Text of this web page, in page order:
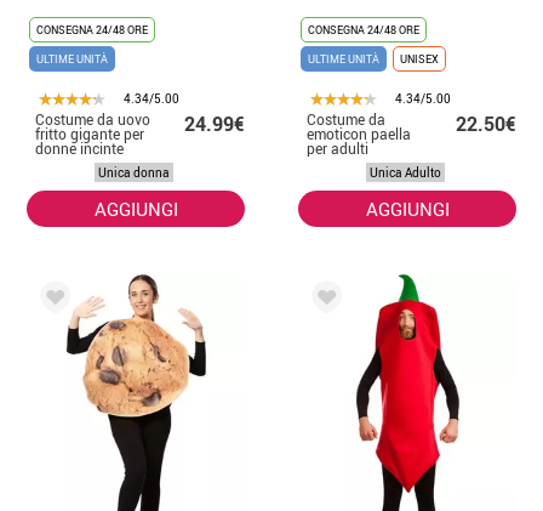
CONSEGNA 24/48 ORE
ULTIME UNITÀ
4.34/5.00
Costume da uovo
fritto gigante per
donne incinte
24.99€
Unica donna
AGGIUNGI
CONSEGNA 24/48 ORE
ULTIME UNITÀ
UNISEX
4.34/5.00
Costume da
emoticon paella
per adulti
22.50€
Unica Adulto
AGGIUNGI